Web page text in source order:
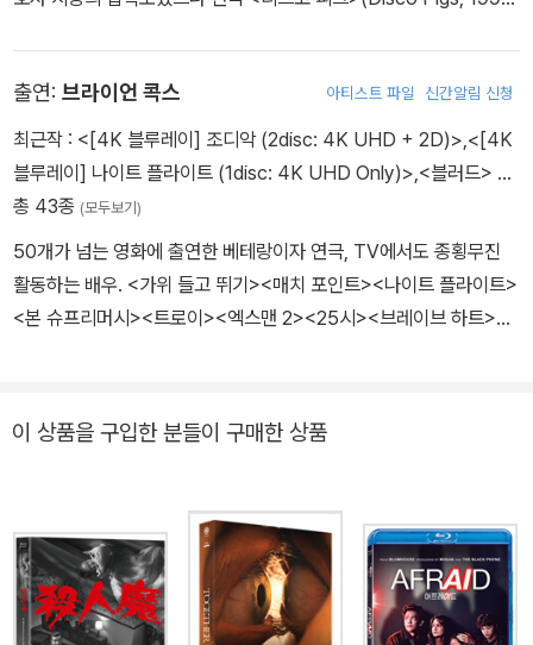
>에서 원초적인 공포와 삶에 대한 본능이 충만한 주인공 '짐'을 연기
하며 주목받게 된다. 이후 <진주 귀걸이를 한 소녀>, <보리밭을 흔드
는 바람> 등과 같은 작품성으로 인정받는 영화와 <다크 나이트>처럼
상업성 높은 영화들에 균형있게 출연하여 성격이 전혀 다른 영화들에
오는 시나리오는 "아무리 허접한 것이라도" 죄다 읽어보고, 영화에
'포인트'가 없으면 절대 배역을 수락하지 않는 것으로 유명하다. 그가
<보리밭을 흔드는 바람>에 출연한 건 켄 로치라는 거물 감독의 이름
미안이라는 인물이 평범한 배우의 비범한 연기를 필요로 한다는 점에
어렵다. 스물 여덟에 결혼하여 안정된 가정을 꾸리고 "영화를 찍고 나
머지 시간은 지하철에서 사람을 관찰하고 기타를 치며 가족과 보내면
대만족"이라고 말하는 소박하고 평범한 남자인 동시에 연기에 관해서
는 한계를 두지 않는 배우이다. 신비한 느낌이 들 정도의 눈빛이 살아
출연: 브라이언 콕스 아티스트 파일 신간알림 신청
최근작 : <[4K 블루레이] 조디악 (2disc: 4K UHD + 2D)>,<[4K
블루레이] 나이트 플라이트 (1disc: 4K UHD Only)>,<블러드> …
총 43종 (모두보기)
50개가 넘는 영화에 출연한 베테랑이자 연극, TV에서도 종횡무진
활동하는 배우. <가위 들고 뛰기><매치 포인트><나이트 플라이트>
<본 슈프리머시><트로이><엑스맨 2><25시><브레이브 하트><
하고 골드글로브상과 미국배우조합상 후보, <프레이저>로 에미상 후
<리차드 3세> 등의 연극을 제작했고 HBO 드라마 을 통해 TV감독
으로 데뷔했다. 활발한 활동을 보이는 작가이기도 한 그는 『리아 다이
어리』와『살렘 투 모스코우-액터스 오디세이』등의 책을 출간했다. 20
03년 예술에 기여한 공로로 대영제국 상급 훈작사작위를 받았다.
이 상품을 구입한 분들이 구매한 상품